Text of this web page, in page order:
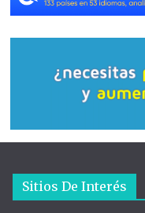
Sitios De Interés